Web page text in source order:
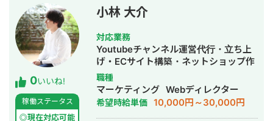
ウェブの「データ」を基に改善してみ
ませんか？ 【こんな方におすすめ】 ・
ウェブを作ってから放置してしまって
いる方 ・セカンドオピニオンとして、
WEB広告やウェブサイトのアクセスデ
ータを分析して欲しい方 ・広告運用や
ウェブ制作・運用に関わっていて、ア
ウトソースで依頼したい方 【今だけ特
典♪】 こちらのページからお問い合わ
せいただけ方、毎月先着3名様に無料で
0いいね!
稼働ステータス
◎現在対応可能
小林 大介
対応業務
Youtubeチャンネル運営代行・立ち上
げ・ECサイト構築・ネットショップ作
成代行・SNS運用代行・リスティング
広告運用代行・動画制作・動画編集・
AI活用
職種
マーケティング Webディレクター
希望時給単価 10,000円～30,000円